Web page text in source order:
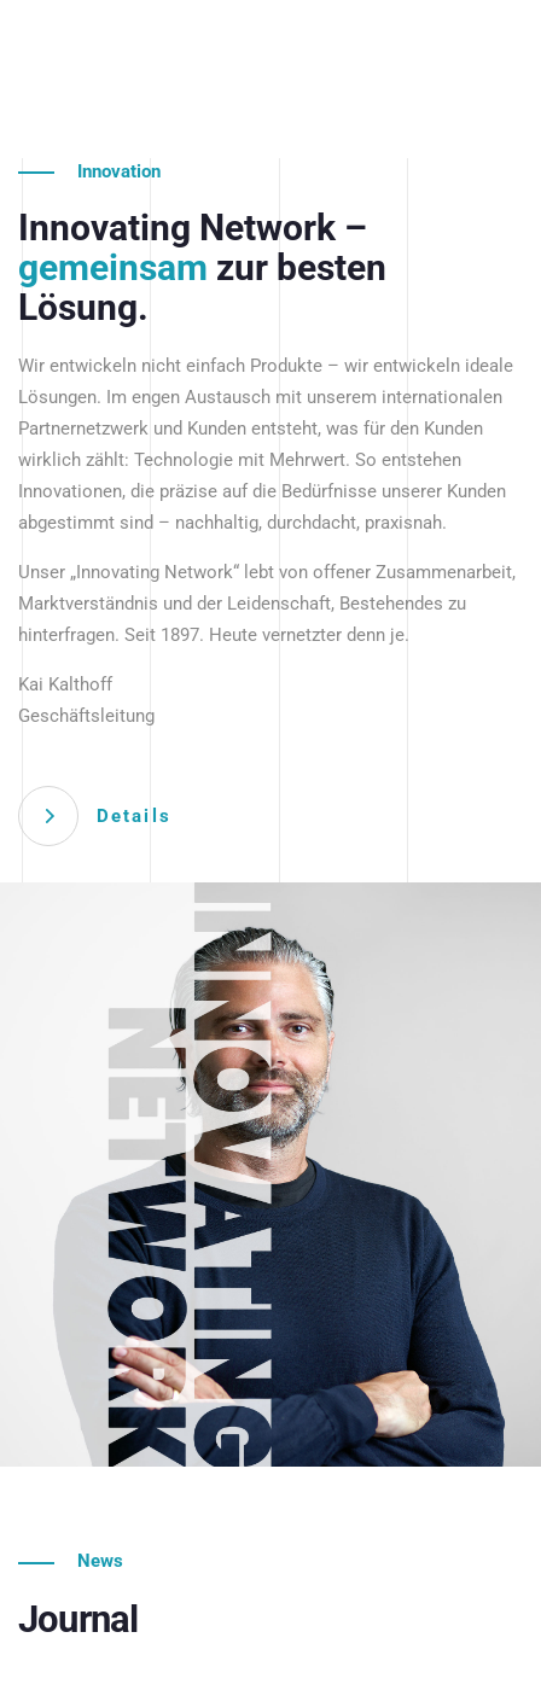
Innovation
Innovating Network –
gemeinsam zur besten
Lösung.
Wir entwickeln nicht einfach Produkte – wir entwickeln ideale
Lösungen. Im engen Austausch mit unserem internationalen
Partnernetzwerk und Kunden entsteht, was für den Kunden
wirklich zählt: Technologie mit Mehrwert. So entstehen
Innovationen, die präzise auf die Bedürfnisse unserer Kunden
abgestimmt sind – nachhaltig, durchdacht, praxisnah.
Unser „Innovating Network“ lebt von offener Zusammenarbeit,
Marktverständnis und der Leidenschaft, Bestehendes zu
hinterfragen. Seit 1897. Heute vernetzter denn je.
Kai Kalthoff
Geschäftsleitung
Details
News
Journal